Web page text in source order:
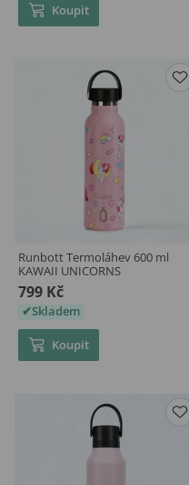
Koupit
Runbott Termoláhev 600 ml
KAWAII UNICORNS
799 Kč
Skladem
Koupit